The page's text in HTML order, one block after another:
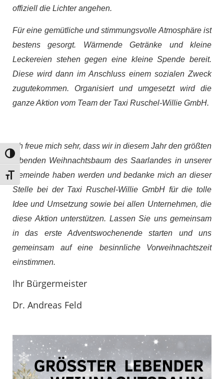
Umschalten auf hohe Kontraste
Schrift vergrößern
offiziell die Lichter angehen.
Für eine gemütliche und stimmungsvolle Atmosphäre ist
bestens gesorgt. Wärmende Getränke und kleine
Leckereien stehen gegen eine kleine Spende bereit.
Diese wird dann im Anschluss einem sozialen Zweck
zugutekommen. Organisiert und umgesetzt wird die
ganze Aktion vom Team der Taxi Ruschel-Willie GmbH.
Ich freue mich sehr, dass wir in diesem Jahr den größten
lebenden Weihnachtsbaum des Saarlandes in unserer
Gemeinde haben werden und bedanke mich an dieser
Stelle bei der Taxi Ruschel-Willie GmbH für die tolle
Idee und Umsetzung sowie bei allen Unternehmen, die
diese Aktion unterstützen. Lassen Sie uns gemeinsam
in das erste Adventswochenende starten und uns
gemeinsam auf eine besinnliche Vorweihnachtszeit
einstimmen.
Ihr Bürgermeister
Dr. Andreas Feld